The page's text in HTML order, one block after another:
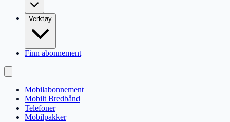
Verktøy
Finn abonnement
Mobilabonnement
Mobilt Bredbånd
Telefoner
Mobilpakker